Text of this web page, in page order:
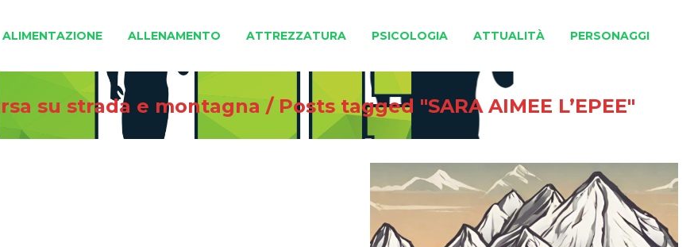
ALIMENTAZIONE ALLENAMENTO ATTREZZATURA PSICOLOGIA ATTUALITÀ PERSONAGGI
su strada e montagna /Posts tagged "SARA AIMEE L’EPEE"